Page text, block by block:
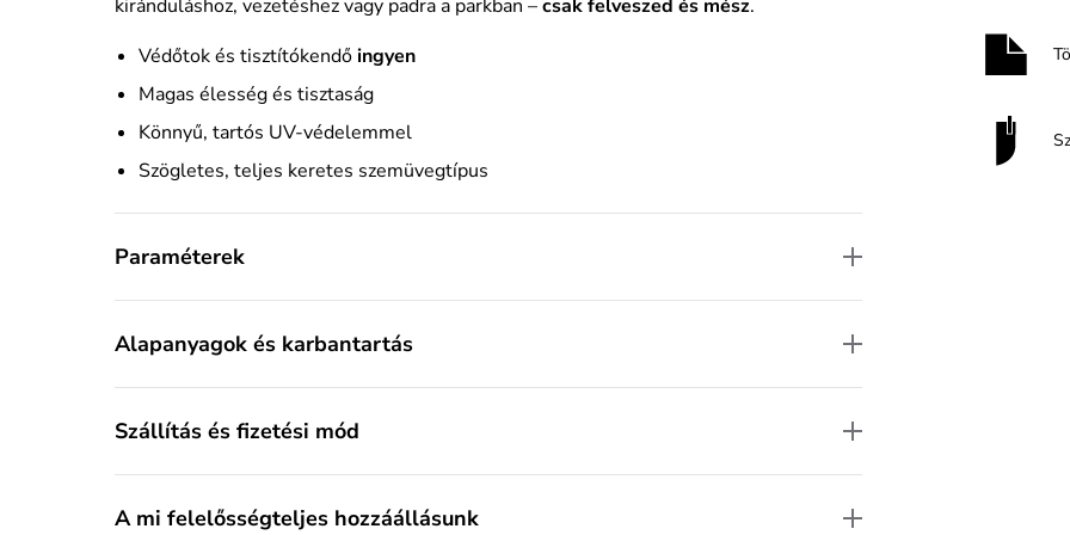
kiránduláshoz, vezetéshez vagy padra a parkban –csak felveszed és mész.
Védőtok és tisztítókendőingyen
Magas élesség és tisztaság
Könnyű, tartós UV-védelemmel
Szögletes, teljes keretes szemüvegtípus
Paraméterek
Alapanyagok és karbantartás
Szállítás és fizetési mód
A mi felelősségteljes hozzáállásunk